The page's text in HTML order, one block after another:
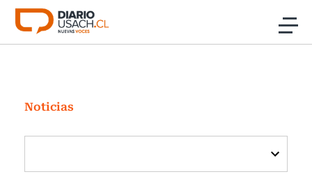
Click acá para ir directamente al contenido
Investigación
Cultura
Programas Radio y TV Usach
Noticias